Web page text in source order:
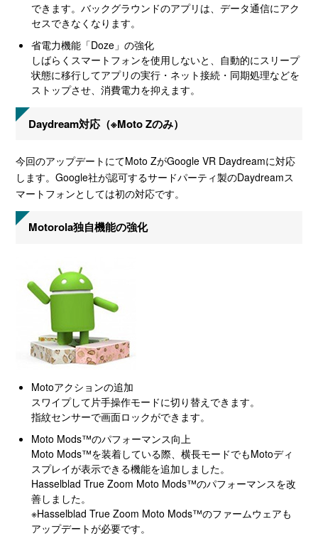
できます。バックグラウンドのアプリは、データ通信にアク
セスできなくなります。
省電力機能「Doze」の強化
しばらくスマートフォンを使用しないと、自動的にスリープ
状態に移行してアプリの実行・ネット接続・同期処理などを
ストップさせ、消費電力を抑えます。
Daydream対応（※Moto Zのみ）
今回のアップデートにてMoto ZがGoogle VR Daydreamに対応
します。Google社が認可するサードパーティ製のDaydreamス
マートフォンとしては初の対応です。
Motorola独自機能の強化
Motoアクションの追加
スワイプして片手操作モードに切り替えできます。
指紋センサーで画面ロックができます。
Moto Mods™のパフォーマンス向上
Moto Mods™を装着している際、横長モードでもMotoディ
スプレイが表示できる機能を追加しました。
Hasselblad True Zoom Moto Mods™のパフォーマンスを改
善しました。
※Hasselblad True Zoom Moto Mods™のファームウェアも
アップデートが必要です。